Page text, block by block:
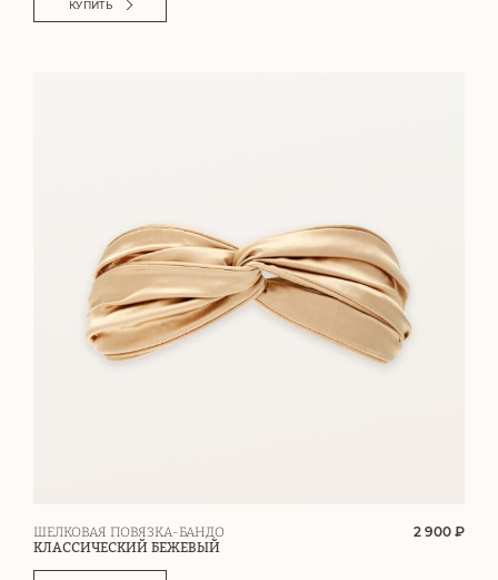
КУПИТЬ
ШЕЛКОВАЯ ПОВЯЗКА-БАНДО
КЛАССИЧЕСКИЙ БЕЖЕВЫЙ
2 900 ₽